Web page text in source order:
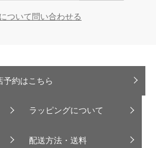
ついて問い合わせる
予約はこちら
ラッピングについて
配送方法・送料